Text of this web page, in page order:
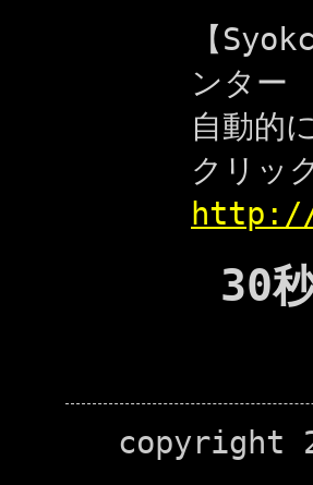
【
ンター
自動的
クリッ
http://
30
copyright